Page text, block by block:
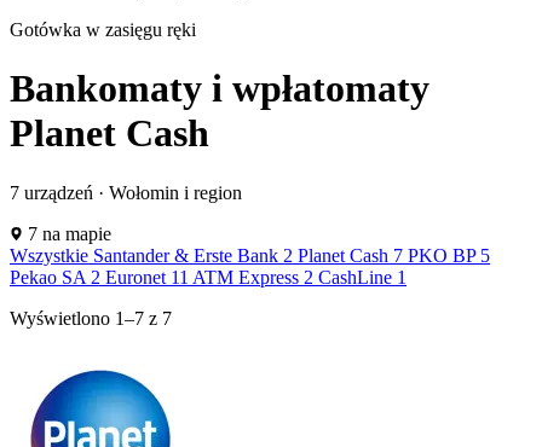
Gotówka w zasięgu ręki
Bankomaty i wpłatomaty
Planet Cash
7 urządzeń · Wołomin i region
PC
PC
+
−
7 na mapie
Wszystkie Santander & Erste Bank 2 Planet Cash 7 PKO BP 5
Pekao SA 2 Euronet 11 ATM Express 2 CashLine 1
Wyświetlono 1–7 z 7